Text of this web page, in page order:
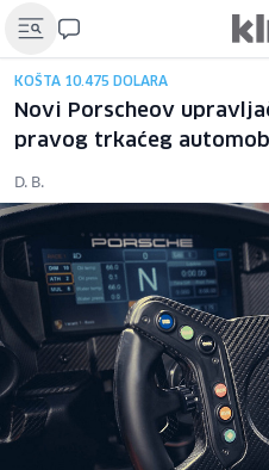
KOŠTA 10.475 DOLARA
Novi Porscheov
pravog trkaćeg
D. B.